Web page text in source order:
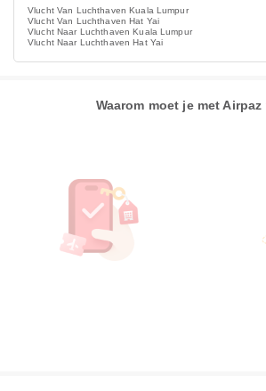
Vlucht Van Luchthaven Kuala Lumpur
Vlucht Van Luchthaven Hat Yai
Vlucht Naar Luchthaven Kuala Lumpur
Vlucht Naar Luchthaven Hat Yai
Waarom moet je met Airpaz